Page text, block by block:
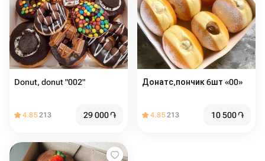
Donut, donut "002"
4.85213 29 000֏
Донатс,пончик 6шт «00»
4.85213 10 500֏